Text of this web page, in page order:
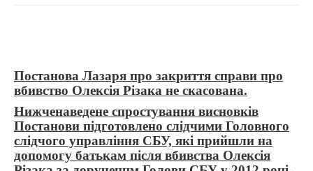
Постанова Лазаря про закриття справи про
вбивство Олексія Різака не скасована.
Нижченаведене спростування висновків
Постанови підготовлено слідчими Головного
слідчого управління СБУ, які прийшли на
допомогу батькам після вбивства Олексія